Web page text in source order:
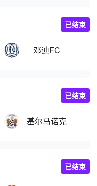
邓迪FC
已结束
基尔马诺克
已结束
已结束